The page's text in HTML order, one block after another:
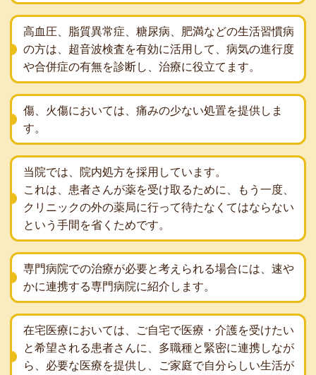
高血圧、脂質異常症、糖尿病、肥満などの生活習慣病
の方は、超音波検査を有効に活用して、病気の進行度
や合併症の有無を診断し、治療に役立てます。
傷、火傷においては、痛みの少ない処置を提供しま
す。
当院では、院内処方を採用しています。
これは、患者さんが薬を受け取るために、もう一度、
クリニックの外の薬局に行って待たなくてはならない
という手間を省くためです。
専門病院での治療が必要と考えられる場合には、速や
かに連携する専門病院に紹介します。
在宅医療においては、ご自宅で医療・介護を受けたい
と希望される患者さんに、多職種と緊密に連携しなが
ら、必要な医療を提供し、ご家庭で自分らしい生活が